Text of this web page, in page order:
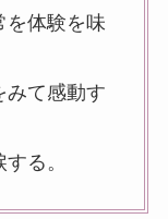
を体験を味
みて感動す
る。